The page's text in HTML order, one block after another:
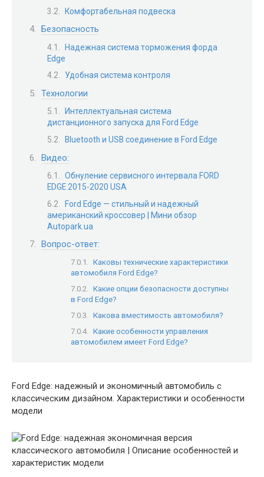
Комфортабельная подвеска
Безопасность
Надежная система торможения форда
Edge
Удобная система контроля
Технологии
Интеллектуальная система
дистанционного запуска для Ford Edge
Bluetooth и USB соединение в Ford Edge
Видео:
Обнуление сервисного интервала FORD
EDGE 2015-2020 USA
Ford Edge — стильный и надежный
американский кроссовер | Мини обзор
Autopark.ua
Вопрос-ответ:
Каковы технические характеристики
автомобиля Ford Edge?
Какие опции безопасности доступны
в Ford Edge?
Какова вместимость автомобиля?
Какие особенности управления
автомобилем имеет Ford Edge?
Ford Edge: надежный и экономичный автомобиль с
классическим дизайном. Характеристики и особенности
модели